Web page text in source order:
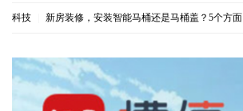
科技 新房装修，安装智能马桶还是马桶盖？5个方面